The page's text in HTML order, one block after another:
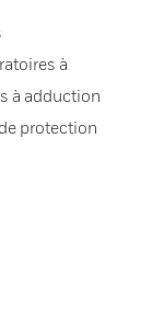
à
à adduction
protection